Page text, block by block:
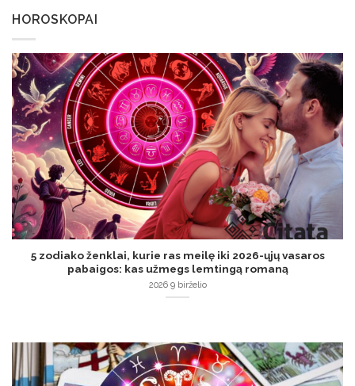
HOROSKOPAI
5 zodiako ženklai, kurie ras meilę iki 2026-ųjų vasaros
pabaigos: kas užmegs lemtingą romaną
2026 9 birželio